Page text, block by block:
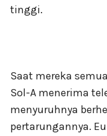
tinggi.
Saat mereka
Sol-A menerima
menyuruhnya
pertarungannya.